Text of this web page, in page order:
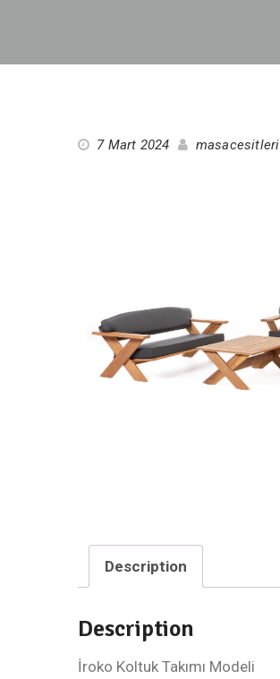
7 Mart 2024 masacesitleri
Description
Description
İroko Koltuk Takımı Modeli